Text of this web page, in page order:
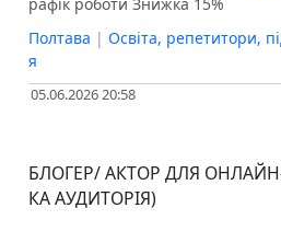
Полтава | Освіта, репетитори,
я
05.06.2026 20:58
БЛОГЕР/ АКТОР ДЛЯ
КА АУДИТОРІЯ)